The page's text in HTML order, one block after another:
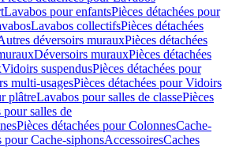
Lavabos pour enfantsPièces détachées pour
Lavabos collectifsPièces détachées
déversoirs murauxPièces détachées
Déversoirs murauxPièces détachées
Vidoirs suspendusPièces détachées pour
multi-usagesPièces détachées pour Vidoirs
plâtreLavabos pour salles de classePièces
pour salles de
Pièces détachées pour ColonnesCache-
pour Cache-siphonsAccessoiresCaches